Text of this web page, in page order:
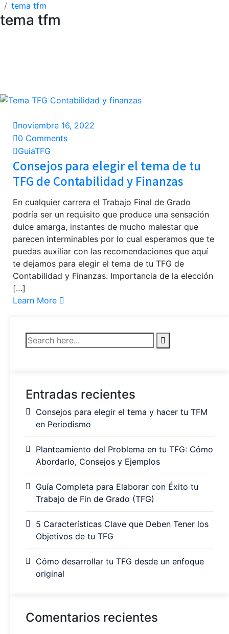
tema tfm
tema tfm
noviembre 16, 2022
0 Comments
GuiaTFG
Consejos para elegir el tema de tu
TFG de Contabilidad y Finanzas
En cualquier carrera el Trabajo Final de Grado
podría ser un requisito que produce una sensación
dulce amarga, instantes de mucho malestar que
parecen interminables por lo cual esperamos que te
puedas auxiliar con las recomendaciones que aquí
te dejamos para elegir el tema de tu TFG de
Contabilidad y Finanzas. Importancia de la elección
[…]
Learn More
Entradas recientes
Consejos para elegir el tema y hacer tu TFM
en Periodismo
Planteamiento del Problema en tu TFG: Cómo
Abordarlo, Consejos y Ejemplos
Guía Completa para Elaborar con Éxito tu
Trabajo de Fin de Grado (TFG)
5 Características Clave que Deben Tener los
Objetivos de tu TFG
Cómo desarrollar tu TFG desde un enfoque
original
Comentarios recientes